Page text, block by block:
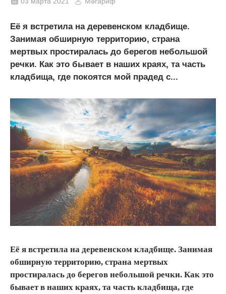
Её я встретила на деревенском кладбище.
Занимая обширную территорию, страна
мертвых простиралась до берегов небольшой
речки. Как это бывает в наших краях, та часть
кладбища, где покоятся мой прадед с...
Её я встретила на деревенском кладбище. Занимая
обширную территорию, страна мертвых
простиралась до берегов небольшой речки. Как это
бывает в наших краях, та часть кладбища, где